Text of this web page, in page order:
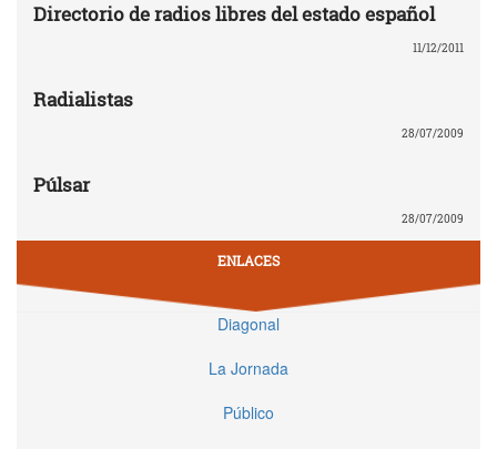
Directorio de radios libres del estado español
11/12/2011
Radialistas
28/07/2009
Púlsar
28/07/2009
ENLACES
Diagonal
La Jornada
Público